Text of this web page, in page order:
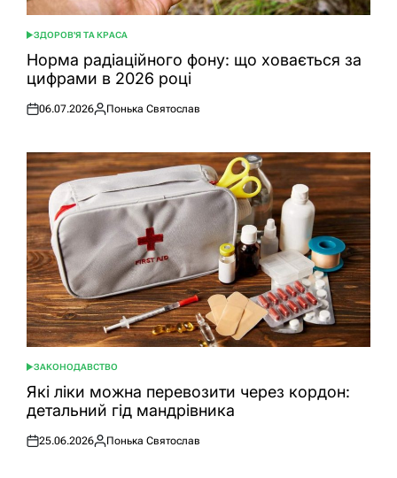
ОПУБЛІКУВАТИ
У
ЗДОРОВ'Я ТА КРАСА
Норма радіаційного фону: що ховається за
цифрами в 2026 році
Оприлюднено
06.07.2026
Опубліковано
Понька Святослав
ОПУБЛІКУВАТИ
У
ЗАКОНОДАВСТВО
Які ліки можна перевозити через кордон:
детальний гід мандрівника
Оприлюднено
25.06.2026
Опубліковано
Понька Святослав